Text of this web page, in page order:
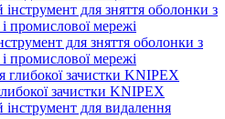
для зняття оболонки з
промислової мережі
зачистки KNIPEX